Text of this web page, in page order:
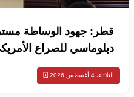
قطر: جهود الوساطة
دبلوماسي للصراع
الثلاثاء، 4 أغسطس 2026 🗓️